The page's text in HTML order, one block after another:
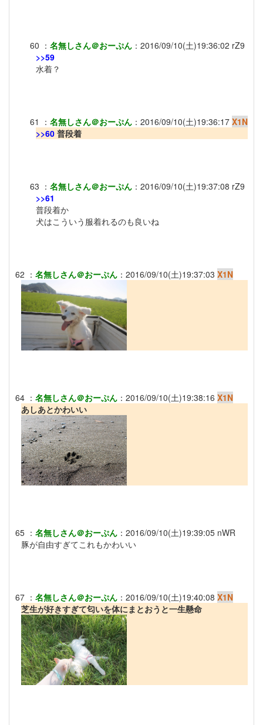
60 ： 名無しさん＠おーぷん ： 2016/09/10(土)19:36:02 rZ9
>>59
水着？
61 ： 名無しさん＠おーぷん ： 2016/09/10(土)19:36:17 X1N
>>60 普段着
63 ： 名無しさん＠おーぷん ： 2016/09/10(土)19:37:08 rZ9
>>61
普段着か
犬はこういう服着れるのも良いね
62 ： 名無しさん＠おーぷん ： 2016/09/10(土)19:37:03 X1N
64 ： 名無しさん＠おーぷん ： 2016/09/10(土)19:38:16 X1N
あしあとかわいい
65 ： 名無しさん＠おーぷん ： 2016/09/10(土)19:39:05 nWR
豚が自由すぎてこれもかわいい
67 ： 名無しさん＠おーぷん ： 2016/09/10(土)19:40:08 X1N
芝生が好きすぎて匂いを体にまとおうと一生懸命